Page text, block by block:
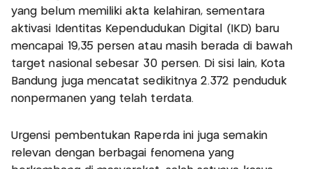
yang belum memiliki akta kelahiran, sementara
aktivasi Identitas Kependudukan Digital (IKD) baru
mencapai 19,35 persen atau masih berada di bawah
target nasional sebesar 30 persen. Di sisi lain, Kota
Bandung juga mencatat sedikitnya 2.372 penduduk
nonpermanen yang telah terdata.
Urgensi pembentukan Raperda ini juga semakin
relevan dengan berbagai fenomena yang